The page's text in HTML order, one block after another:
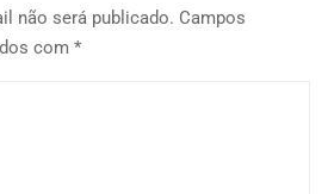
não será publicado. Campos
com *